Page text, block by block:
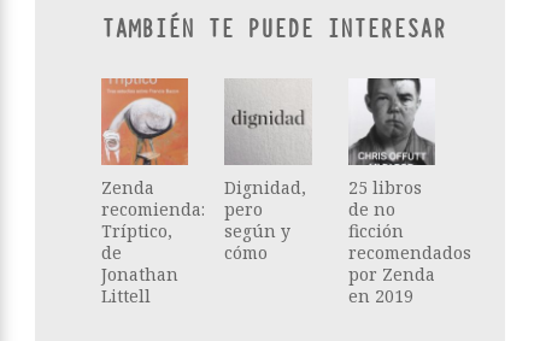
TAMBIÉN TE PUEDE INTERESAR
Zenda
recomienda:
Tríptico,
de
Jonathan
Littell
Dignidad,
pero
según y
cómo
25 libros
de no
ficción
recomendados
por Zenda
en 2019